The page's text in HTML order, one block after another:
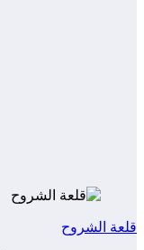
قلعة الشروح